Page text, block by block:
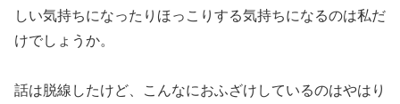
しい気持ちになったりほっこりする気持ちになるのは私だ
けでしょうか。
話は脱線したけど、こんなにおふざけしているのはやはり